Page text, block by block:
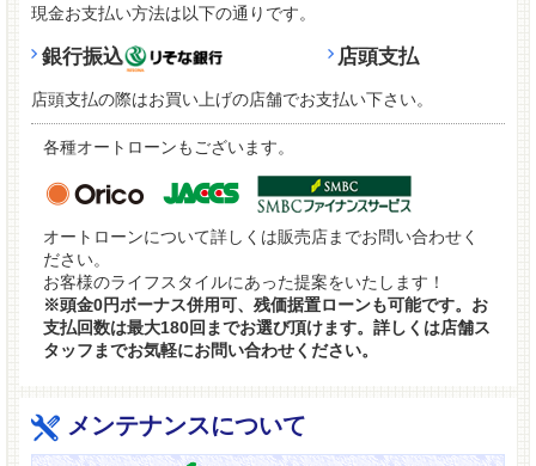
現金お支払い方法は以下の通りです。
銀行振込 店頭支払
店頭支払の際はお買い上げの店舗でお支払い下さい。
各種オートローンもございます。
オートローンについて詳しくは販売店までお問い合わせく
ださい。
お客様のライフスタイルにあった提案をいたします！
※頭金0円ボーナス併用可、残価据置ローンも可能です。お
支払回数は最大180回までお選び頂けます。詳しくは店舗ス
タッフまでお気軽にお問い合わせください。
メンテナンスについて